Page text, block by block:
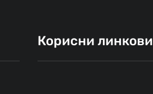
Корисни линкови